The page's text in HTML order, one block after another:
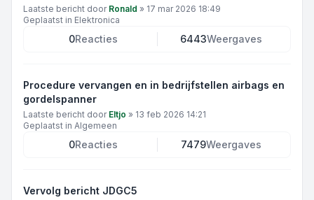
Laatste bericht door Ronald » 17 mar 2026 18:49
Geplaatst in Elektronica
0Reacties 6443Weergaves
Procedure vervangen en in bedrijfstellen airbags en
gordelspanner
Laatste bericht door Eltjo » 13 feb 2026 14:21
Geplaatst in Algemeen
0Reacties 7479Weergaves
Vervolg bericht JDGC5